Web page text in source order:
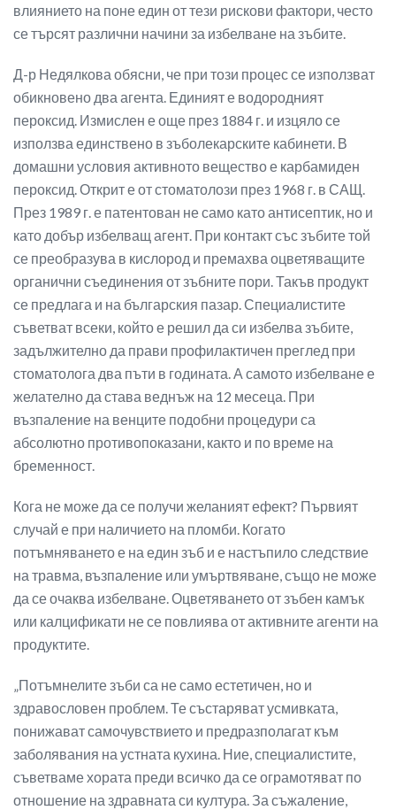
влиянието на поне един от тези рискови фактори, често
се търсят различни начини за избелване на зъбите.
Д-р Недялкова обясни, че при този процес се използват
обикновено два агента. Единият е водородният
пероксид. Измислен е още през 1884 г. и изцяло се
използва единствено в зъболекарските кабинети. В
домашни условия активното вещество е карбамиден
пероксид. Открит е от стоматолози през 1968 г. в САЩ.
През 1989 г. е патентован не само като антисептик, но и
като добър избелващ агент. При контакт със зъбите той
се преобразува в кислород и премахва оцветяващите
органични съединения от зъбните пори. Такъв продукт
се предлага и на българския пазар. Специалистите
съветват всеки, който е решил да си избелва зъбите,
задължително да прави профилактичен преглед при
стоматолога два пъти в годината. А самото избелване е
желателно да става веднъж на 12 месеца. При
възпаление на венците подобни процедури са
абсолютно противопоказани, както и по време на
бременност.
Кога не може да се получи желаният ефект? Първият
случай е при наличието на пломби. Когато
потъмняването е на един зъб и е настъпило следствие
на травма, възпаление или умъртвяване, също не може
да се очаква избелване. Оцветяването от зъбен камък
или калцификати не се повлиява от активните агенти на
продуктите.
„Потъмнелите зъби са не само естетичен, но и
здравословен проблем. Те състаряват усмивката,
понижават самочувствието и предразполагат към
заболявания на устната кухина. Ние, специалистите,
съветваме хората преди всичко да се ограмотяват по
отношение на здравната си култура. За съжаление,